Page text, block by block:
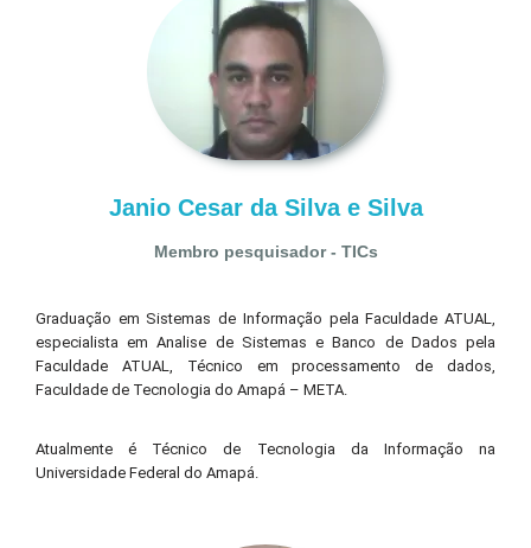
Janio Cesar da Silva e Silva
Membro pesquisador - TICs
Graduação em Sistemas de Informação pela Faculdade ATUAL,
especialista em Analise de Sistemas e Banco de Dados pela
Faculdade ATUAL, Técnico em processamento de dados,
Faculdade de Tecnologia do Amapá – META.
Atualmente é Técnico de Tecnologia da Informação na
Universidade Federal do Amapá.